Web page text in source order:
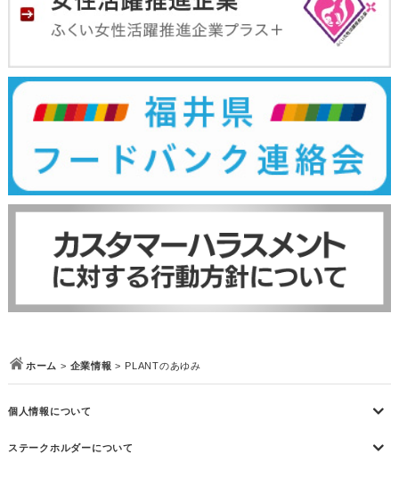
ホーム 企業情報 PLANTのあゆみ
個人情報について
ステークホルダーについて